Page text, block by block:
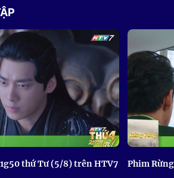
thứ Tư (5/8) trên HTV7 Phim